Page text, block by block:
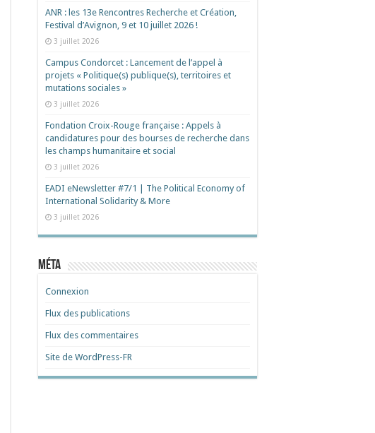
ANR : les 13e Rencontres Recherche et Création,
Festival d’Avignon, 9 et 10 juillet 2026 !
3 juillet 2026
Campus Condorcet : Lancement de l’appel à
projets « Politique(s) publique(s), territoires et
mutations sociales »
3 juillet 2026
Fondation Croix-Rouge française : Appels à
candidatures pour des bourses de recherche dans
les champs humanitaire et social
3 juillet 2026
EADI eNewsletter #7/1 | The Political Economy of
International Solidarity & More
3 juillet 2026
Méta
Connexion
Flux des publications
Flux des commentaires
Site de WordPress-FR